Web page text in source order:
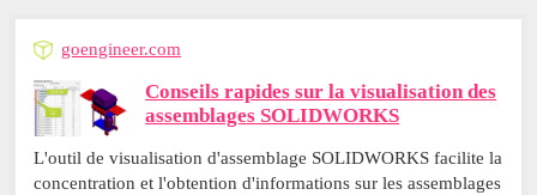
goengineer.com
Conseils rapides sur la visualisation des
assemblages SOLIDWORKS
L'outil de visualisation d'assemblage SOLIDWORKS facilite la
concentration et l'obtention d'informations sur les assemblages